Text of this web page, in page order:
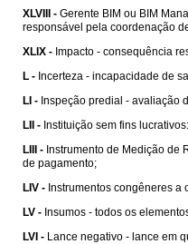
XLVIII - Gerente BIM ou BIM
responsável pela coordenação
XLIX - Impacto - consequência
L - Incerteza - incapacidade de
LI - Inspeção predial - avaliação
LII - Instituição sem fins
LIII - Instrumento de Medição de
de pagamento;
LIV - Instrumentos congêneres
LV - Insumos - todos os
LVI - Lance negativo - lance em